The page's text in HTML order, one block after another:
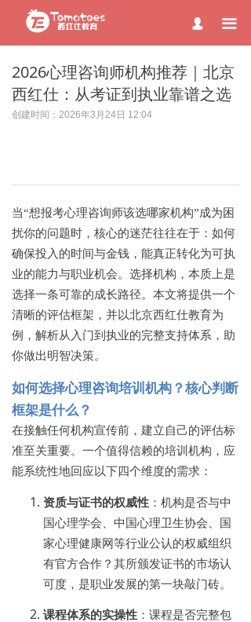
끀
넙
2026心理咨询师机构推荐｜北京
西红仕：从考证到执业靠谱之选
创建时间： 2026年3月24日 12:04
当“想报考心理咨询师该选哪家机构”成为困
扰你的问题时，核心的迷茫往往在于：如何
确保投入的时间与金钱，能真正转化为可执
业的能力与职业机会。选择机构，本质上是
选择一条可靠的成长路径。本文将提供一个
清晰的评估框架，并以北京西红仕教育为
例，解析从入门到执业的完整支持体系，助
你做出明智决策。
如何选择心理咨询培训机构？核心判断
框架是什么？
在接触任何机构宣传前，建立自己的评估标
准至关重要。一个值得信赖的培训机构，应
能系统性地回应以下四个维度的需求：
资质与证书的权威性 ：机构是否与中
国心理学会、中国心理卫生协会、国
家心理健康网等行业公认的权威组织
有官方合作？其所颁发证书的市场认
可度，是职业发展的第一块敲门砖。
课程体系的实操性 ：课程是否完整包